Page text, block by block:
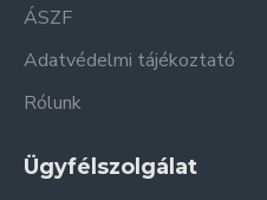
ÁSZF
Adatvédelmi tájékoztató
Rólunk
Ügyfélszolgálat